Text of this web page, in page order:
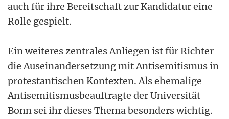
auch für ihre Bereitschaft zur Kandidatur eine
Rolle gespielt.
Ein weiteres zentrales Anliegen ist für Richter
die Auseinandersetzung mit Antisemitismus in
protestantischen Kontexten. Als ehemalige
Antisemitismusbeauftragte der Universität
Bonn sei ihr dieses Thema besonders wichtig.